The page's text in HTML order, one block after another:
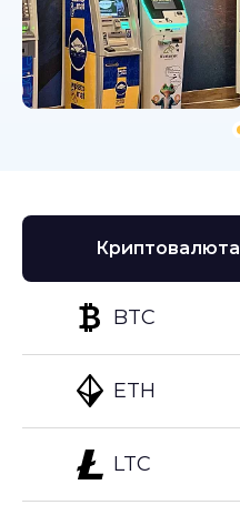
Криптовалюта
BTC
ETH
LTC